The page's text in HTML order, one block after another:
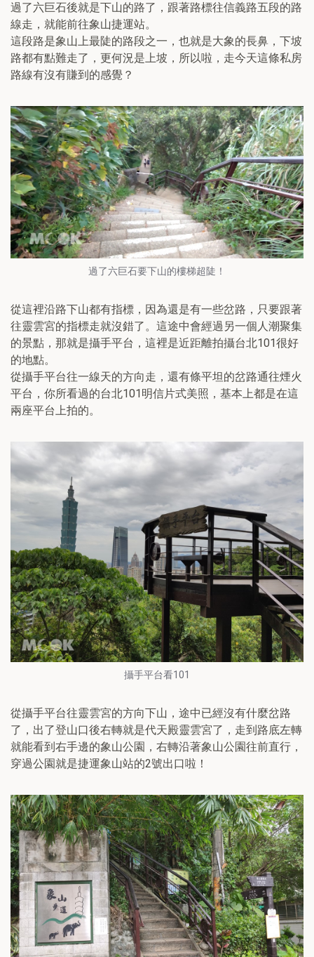
過了六巨石後就是下山的路了，跟著路標往信義路五段的路
線走，就能前往象山捷運站。
這段路是象山上最陡的路段之一，也就是大象的長鼻，下坡
路都有點難走了，更何況是上坡，所以啦，走今天這條私房
路線有沒有賺到的感覺？
過了六巨石要下山的樓梯超陡！
從這裡沿路下山都有指標，因為還是有一些岔路，只要跟著
往靈雲宮的指標走就沒錯了。這途中會經過另一個人潮聚集
的景點，那就是攝手平台，這裡是近距離拍攝台北101很好
的地點。
從攝手平台往一線天的方向走，還有條平坦的岔路通往煙火
平台，你所看過的台北101明信片式美照，基本上都是在這
兩座平台上拍的。
攝手平台看101
從攝手平台往靈雲宮的方向下山，途中已經沒有什麼岔路
了，出了登山口後右轉就是代天殿靈雲宮了，走到路底左轉
就能看到右手邊的象山公園，右轉沿著象山公園往前直行，
穿過公園就是捷運象山站的2號出口啦！